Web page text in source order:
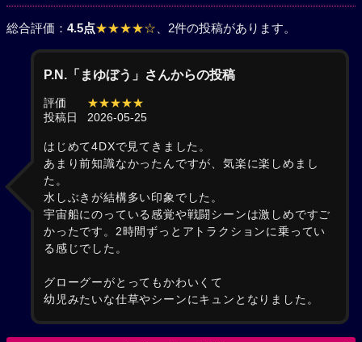
総合評価： 4.5点★★★★☆ 、2件の投稿があります。
P.N.「まゆぼう」さんからの投稿
評価
★★★★★
投稿日
2026-05-25
はじめて4DXで見てきました。
あまり前知識なかったんですが、気楽に楽しめまし
た。
水しぶきが結構多い印象でした。
宇宙船にのっている感覚や戦闘シーンは激しめですご
かったです。2時間ずっとアトラクションに乗ってい
る感じでした。
グローグーがとってもかわいくて
幼児みたいな仕草やシーンにキュンとなりました。